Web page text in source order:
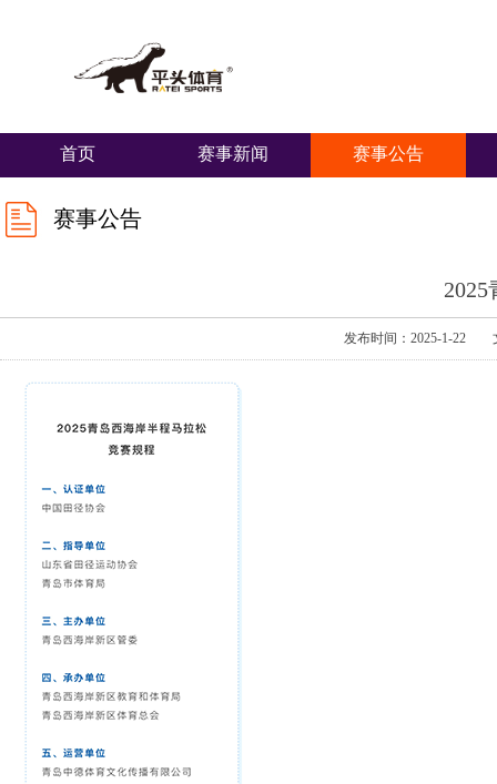
首页 赛事新闻 赛事公告
赛事公告
发布时间：2025-1-22